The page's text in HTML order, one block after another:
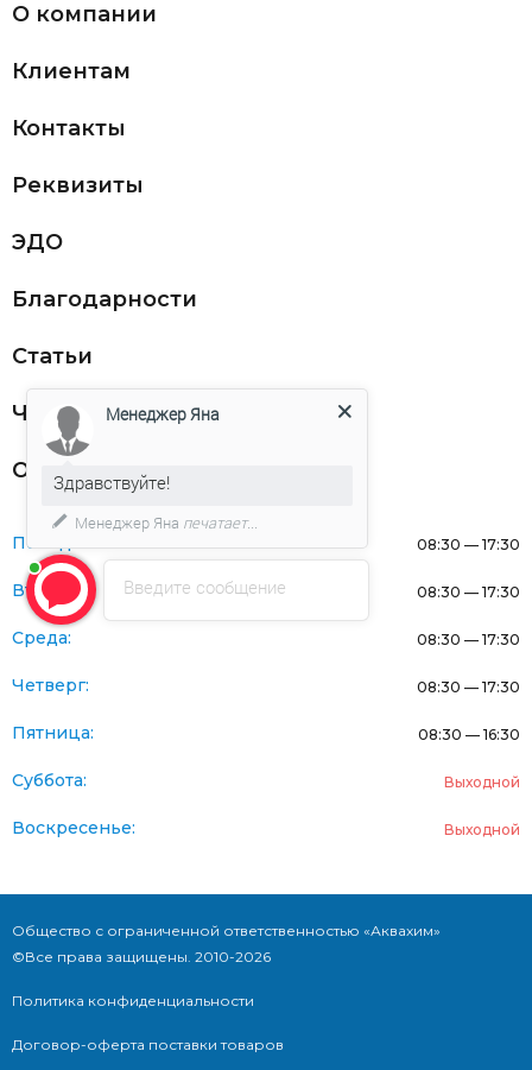
О компании
Клиентам
Контакты
Реквизиты
ЭДО
Благодарности
Статьи
Частникам
Оферта
Понедельник: 08:30 — 17:30
Вторник: 08:30 — 17:30
Среда: 08:30 — 17:30
Четверг: 08:30 — 17:30
Пятница: 08:30 — 16:30
Суббота: Выходной
Воскресенье: Выходной
Общество с ограниченной ответственностью «Аквахим»
©Все права защищены. 2010-2026
Политика конфиденциальности
Договор-оферта поставки товаров
Введите сообщение
Менеджер Яна
Здравствуйте!
Менеджер Яна печатает...